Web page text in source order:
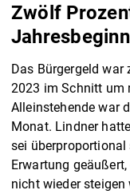
Zwölf
Jahresbeginn
Das Bürgergeld war
2023 im Schnitt um
Alleinstehende war
Monat. Lindner
sei überproportional
Erwartung
nicht wieder steigen